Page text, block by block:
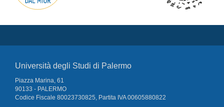
Università degli Studi di Palermo
Piazza Marina, 61
90133 - PALERMO
Codice Fiscale 80023730825, Partita IVA 00605880822